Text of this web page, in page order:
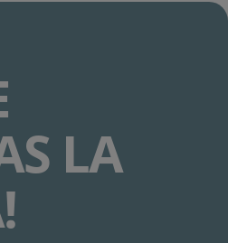
LA